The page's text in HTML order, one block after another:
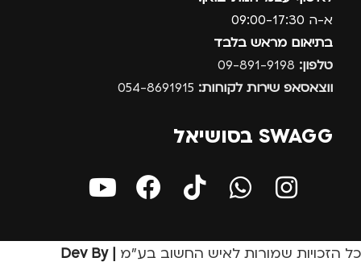
א-ה 09:00-17:30
בתיאום מראש בלבד
טלפון:
ווצאסאפ שירות לקוחות:
SWAGG בסושיאל
כל הזכויות שמורות לאיש החשוב בע״מ | Dev By